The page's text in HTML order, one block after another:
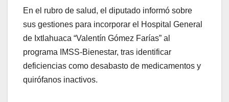
En el rubro de salud, el diputado informó sobre
sus gestiones para incorporar el Hospital General
de Ixtlahuaca “Valentín Gómez Farías” al
programa IMSS-Bienestar, tras identificar
deficiencias como desabasto de medicamentos y
quirófanos inactivos.